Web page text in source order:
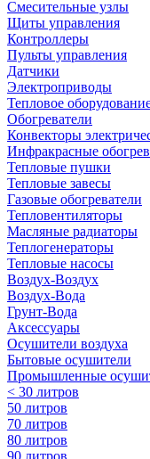
Смесительные узлы
Щиты управления
Контроллеры
Пульты управления
Датчики
Электроприводы
Тепловое
Обогреватели
Конвекторы
Инфракрасные
Тепловые пушки
Тепловые завесы
Газовые обогреватели
Тепловентиляторы
Масляные радиаторы
Теплогенераторы
Тепловые насосы
Воздух-Воздух
Воздух-Вода
Грунт-Вода
Аксессуары
Осушители воздуха
Бытовые осушители
Промышленные
< 30 литров
50 литров
70 литров
80 литров
90 литров